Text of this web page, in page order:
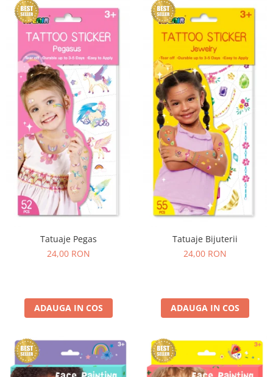
Tatuaje Pegas
24,00 RON
ADAUGA IN COS
Tatuaje Bijuterii
24,00 RON
ADAUGA IN COS